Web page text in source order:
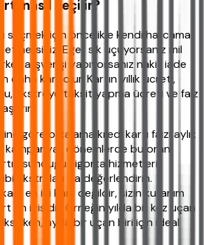
nasıl seçilir?
seçmek için öncelikle kendi harcama
etmelisiniz. Eğer sık uçuyorsanız mil
alışverişi yapıyorsanız nakit iade
daha karlı olur. Kartın yıllık ücreti,
ekstreye taksit yapma ücreti ve faiz
göre ortalama kredi kartı faizi aylık
kampanyalı dönemlerde bu oran
sunduğu sigorta hizmetleri,
ekstraları da değerlendirin.
kart en iyi kart değildir, sizin kullanım
en iyisidir. Örneğin yılda bir kez uçan
ayda bir uçan biri için ideal